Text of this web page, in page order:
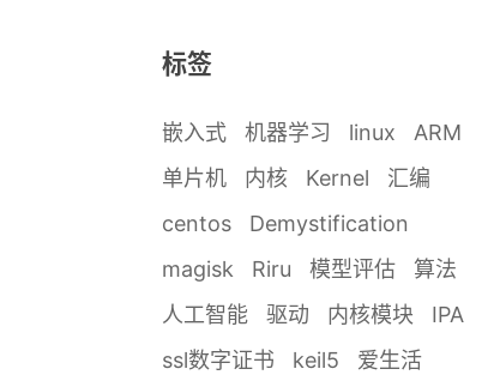
标签
嵌入式 机器学习 linux
ARM
单片机
内核 Kernel
汇编
centos
Demystification
magisk
Riru 模型评估
算法
人工智能
驱动 内核模块
IPA
ssl数字证书
keil5
爱生活